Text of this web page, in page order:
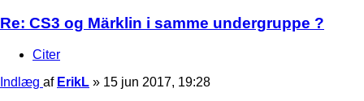
Re: CS3 og Märklin i samme undergruppe ?
Citer
Indlæg af ErikL » 15 jun 2017, 19:28